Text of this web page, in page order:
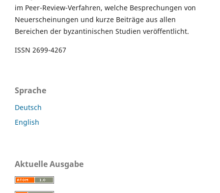
im Peer-Review-Verfahren, welche Besprechungen von
Neuerscheinungen und kurze Beiträge aus allen
Bereichen der byzantinischen Studien veröffentlicht.
ISSN 2699-4267
Sprache
Deutsch
English
Aktuelle Ausgabe